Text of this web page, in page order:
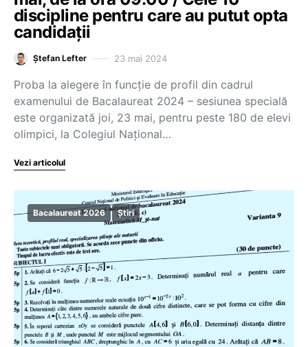
discipline pentru care au putut opta
candidații
Ștefan Lefter 23 mai 2024
Proba la alegere în funcție de profil din cadrul
examenului de Bacalaureat 2024 – sesiunea specială
este organizată joi, 23 mai, pentru peste 180 de elevi
olimpici, la Colegiul Național…
Vezi articolul
Bacalaureat 2026 Știri